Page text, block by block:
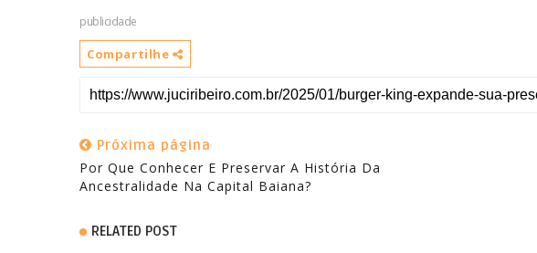
publicidade
Compartilhe
Próxima página
Por Que Conhecer E Preservar A História Da
Ancestralidade Na Capital Baiana?
RELATED POST